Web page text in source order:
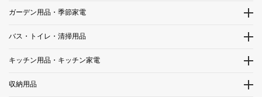
ガーデン用品・季節家電
バス・トイレ・清掃用品
キッチン用品・キッチン家電
収納用品